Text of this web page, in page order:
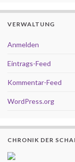
VERWALTUNG
Anmelden
Eintrags-Feed
Kommentar-Feed
WordPress.org
CHRONIK DER